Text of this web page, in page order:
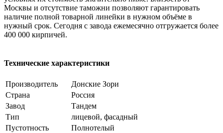
Москвы и отсутствие таможни позволяют гарантировать
наличие полной товарной линейки в нужном объёме в
нужный срок. Сегодня с завода ежемесячно отгружается более
400 000 кирпичей.
Технические характеристики
Производитель
Донские Зори
Страна
Россия
Завод
Тандем
Тип
лицевой, фасадный
Пустотность
Полнотелый